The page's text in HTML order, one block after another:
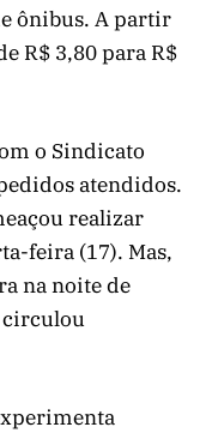
ônibus. A partir
R$ 3,80 para R$
o Sindicato
atendidos.
realizar
feira (17). Mas,
na noite de
circulou